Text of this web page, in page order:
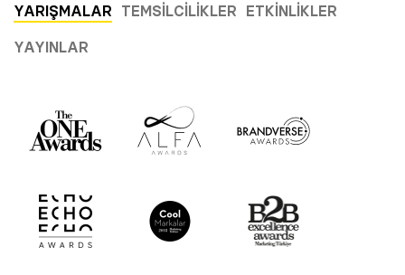
YARIŞMALAR TEMSILCILIKLER ETKINLIKLER
YAYINLAR